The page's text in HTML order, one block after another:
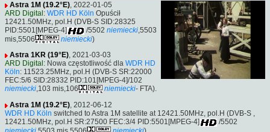
Astra 1M (19.2°E), 2022-01-05
ARD Digital : WDR HD Köln Opuścił
12421.50MHz, pol.H (DVB-S SID:28325
PID:5501[MPEG-4]
/5502 niemiecki,5503
mis,5506
niemiecki)
Astra 1KR (19°E), 2021-03-03
ARD Digital : Nowa częstotliwość dla WDR HD
Köln: 11523.25MHz, pol.H (DVB-S SR:22000
FEC:5/6 SID:28332 PID:101[MPEG-4]/102
niemiecki,103 mis,106 niemiecki- FTA).
Astra 1M (19.2°E), 2012-06-12
WDR HD Köln switched to Astra 1M satellite at 12421.50MHz, pol.H (DVB-S ,
12421.50MHz, pol.H SR:27500 FEC:3/4 PID:5501[MPEG-4]
/5502